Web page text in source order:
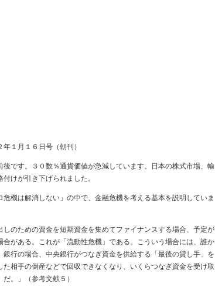
１月１６日号（朝刊）
です。３０数％通貨価値が急減しています。日本の株式市場、輸
けが引き下げられました。
機は解消しない」の中で、金融危機を考える基本を説明していま
のための資金を短期資金を集めてファイナンスする場合、予定が
がある。これが「流動性危機」である。こういう場合には、誰か
行の場合、中央銀行がつなぎ資金を供給する「最後の貸し手」を
相手の倒産などで回収できなくなり、いくらつなぎ資金を受け取
。」（参考文献５）